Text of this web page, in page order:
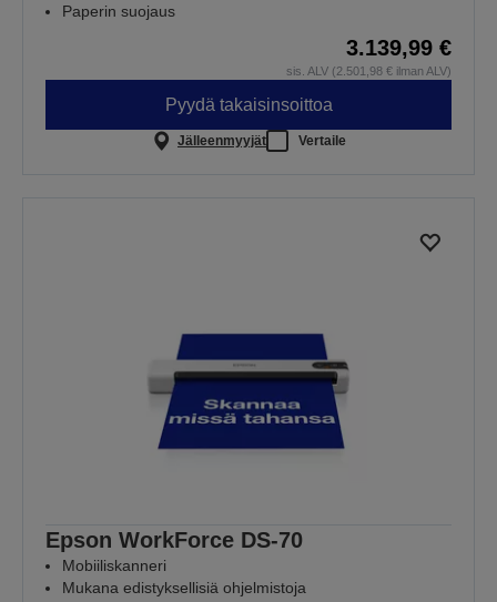
Paperin suojaus
3.139,99 €
sis. ALV (2.501,98 € ilman ALV)
Pyydä takaisinsoittoa
Jälleenmyyjät Vertaile
Epson WorkForce DS-70
Mobiiliskanneri
Mukana edistyksellisiä ohjelmistoja